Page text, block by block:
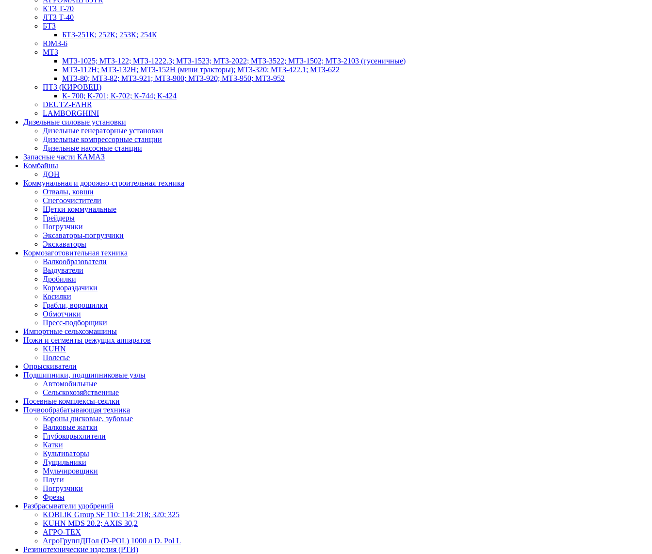
КТЗ Т-70
ЛТЗ Т-40
БТЗ
БТЗ-251К; 252К; 253К; 254К
ЮМЗ-6
МТЗ
МТЗ-1025; МТЗ-122; МТЗ-1222.3; МТЗ-1523; МТЗ-2022; МТЗ-3522; МТЗ-1502; МТЗ-2103 (гусеничные)
МТЗ-112Н; МТЗ-132Н; МТЗ-152Н (мини тракторы); МТЗ-320; МТЗ-422.1; МТЗ-622
МТЗ-80; МТЗ-82; МТЗ-921; МТЗ-900; МТЗ-920; МТЗ-950; МТЗ-952
ПТЗ (КИРОВЕЦ)
К- 700; К-701; К-702; К-744; К-424
DEUTZ-FAHR
LAMBORGHINI
Дизельные силовые установки
Дизельные генераторные установки
Дизельные компрессорные станции
Дизельные насосные станции
Запасные части КАМАЗ
Комбайны
ДОН
Коммунальная и дорожно-строительная техника
Отвалы, ковши
Снегоочистители
Щетки коммунальные
Грейдеры
Погрузчики
Эксаваторы-погрузчики
Экскаваторы
Кормозаготовительная техника
Валкообразователи
Выдуватели
Дробилки
Кормораздачики
Косилки
Грабли, ворошилки
Обмотчики
Пресс-подборщики
Импортные сельхозмашины
Ножи и сегменты режущих аппаратов
KUHN
Полесье
Опрыскиватели
Подшипники, подшипниковые узлы
Автомобильные
Сельскохозяйственные
Посевные комплексы-сеялки
Почвообрабатывающая техника
Бороны дисковые, зубовые
Валковые жатки
Глубокорыхлители
Катки
Культиваторы
Лущильники
Мульчировщики
Плуги
Погрузчики
Фрезы
Разбрасыватели удобрений
KOBLiK Group SF 110; 114; 218; 320; 325
KUHN MDS 20.2; AXIS 30,2
АГРО-ТЕХ
АгроГруппДПол (D-POL) 1000 л D. Pol L
Резинотехнические изделия (РТИ)